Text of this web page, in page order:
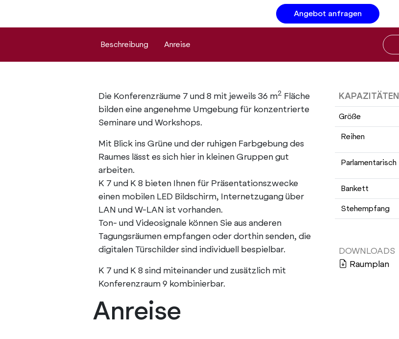
Angebot anfragen
Beschreibung Anreise
Die Konferenzräume 7 und 8 mit jeweils 36 m2 Fläche
bilden eine angenehme Umgebung für konzentrierte
Seminare und Workshops.
Mit Blick ins Grüne und der ruhigen Farbgebung des
Raumes lässt es sich hier in kleinen Gruppen gut
arbeiten.
K 7 und K 8 bieten Ihnen für Präsentationszwecke
einen mobilen LED Bildschirm, Internetzugang über
LAN und W-LAN ist vorhanden.
Ton- und Videosignale können Sie aus anderen
Tagungsräumen empfangen oder dorthin senden, die
digitalen Türschilder sind individuell bespielbar.
K 7 und K 8 sind miteinander und zusätzlich mit
Konferenzraum 9 kombinierbar.
KAPAZITÄTEN
Größe
Reihen
Parlamentarisch
Bankett
Stehempfang
DOWNLOADS
Raumplan
Anreise